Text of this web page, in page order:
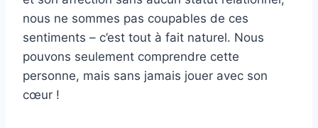
nous ne sommes pas coupables de ces
sentiments – c’est tout à fait naturel. Nous
pouvons seulement comprendre cette
personne, mais sans jamais jouer avec son
cœur !